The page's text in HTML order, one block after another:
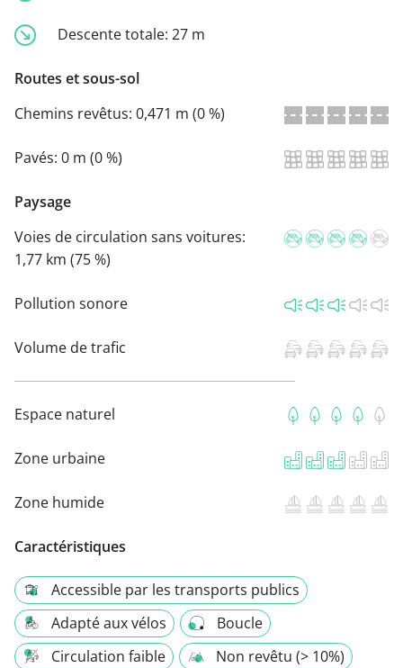
Descente totale: 27 m
Routes et sous-sol
Chemins revêtus: 0,471 m (0 %)
Pavés: 0 m (0 %)
Paysage
Voies de circulation sans voitures:
1,77 km (75 %)
Pollution sonore
Volume de trafic
Espace naturel
Zone urbaine
Zone humide
Caractéristiques
Accessible par les transports publics
Adapté aux vélos
Boucle
Circulation faible
Non revêtu (> 10%)